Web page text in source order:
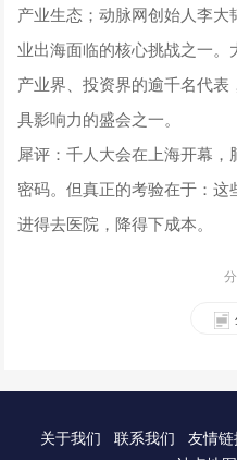
产业生态；动脉网创始人李
业出海面临的核心挑战之一。
产业界、投资界的逾千名代
具影响力的盛会之一。
犀评：千人大会在上海开幕
密码。但真正的考验在于：这
进得去医院，降得下成本。
关于我们 联系我们 友情